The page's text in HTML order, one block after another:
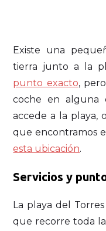
Existe una
tierra junto a la
punto exacto,
coche en alguna
accede a la playa,
que encontramos
esta ubicación.
Servicios y
La playa del
que recorre toda